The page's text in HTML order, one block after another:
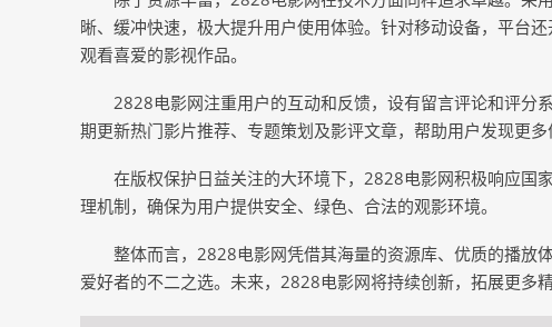
晰、缓冲快速，极大提升用户使用体验。针对移动设备，平台
观看喜爱的影视作品。
2828电影网注重用户的互动和反馈，设有留言评论和评分
期更新热门影片推荐、专题策划及影评文章，帮助用户发现更多
在版权保护日益关注的大环境下，2828电影网积极响应国
理机制，确保为用户提供安全、绿色、合法的观影环境。
整体而言，2828电影网凭借其海量的资源库、优质的播放
爱好者的不二之选。未来，2828电影网将持续创新，拓展更多